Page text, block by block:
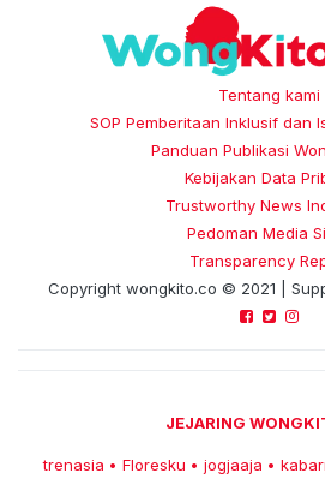
Tentang kami
SOP Pemberitaan Inklusif dan
Panduan Publikasi
Kebijakan Data
Trustworthy News
Pedoman Media
Transparency
Copyright wongkito.co © 2021 |
JEJARING
trenasia • Floresku • jogjaaja •